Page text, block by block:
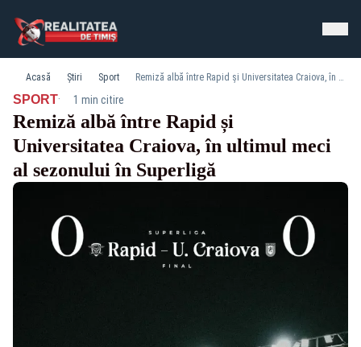
Acasă Știri Sport Remiză albă între Rapid și Universitatea Craiova, în ultimul meci al sezonului în Superligă
SPORT· 1 min citire
Remiză albă între Rapid și
Universitatea Craiova, în ultimul meci
al sezonului în Superligă